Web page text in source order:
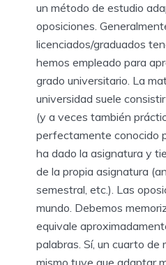
un método de estudio
oposiciones.
licenciados/graduados
hemos empleado para
grado universitario. La
universidad suele
(y a veces también
perfectamente conocido
ha dado la asignatura y
de la propia asignatura
semestral, etc.). Las
mundo. Debemos
equivale
palabras. Sí, un cuarto de